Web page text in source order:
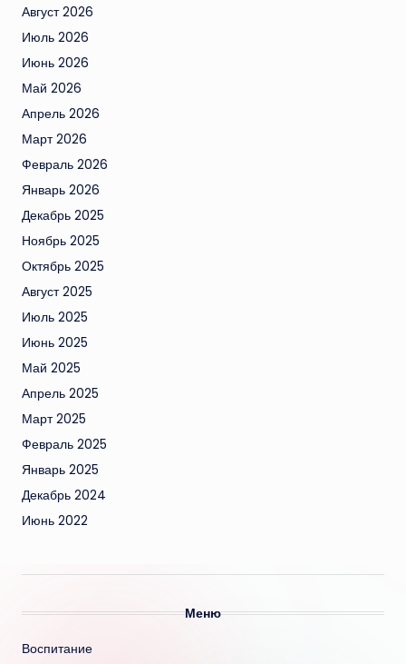
Август 2026
Июль 2026
Июнь 2026
Май 2026
Апрель 2026
Март 2026
Февраль 2026
Январь 2026
Декабрь 2025
Ноябрь 2025
Октябрь 2025
Август 2025
Июль 2025
Июнь 2025
Май 2025
Апрель 2025
Март 2025
Февраль 2025
Январь 2025
Декабрь 2024
Июнь 2022
Меню
Воспитание